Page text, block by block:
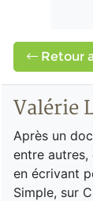
Retour
Valérie
Après un
entre autres,
en écrivant
Simple, sur